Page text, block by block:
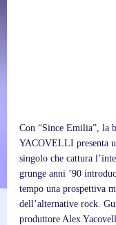
Con “Since Emilia”, la
YACOVELLI presenta
singolo che cattura
grunge anni ’90
tempo una prospettiva
dell’alternative rock.
produttore Alex